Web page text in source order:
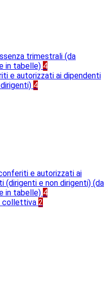
trimestrali (da
in tabelle) 4
e autorizzati ai dipendenti
4
e autorizzati ai
(dirigenti e non dirigenti) (da
in tabelle) 4
collettiva 2